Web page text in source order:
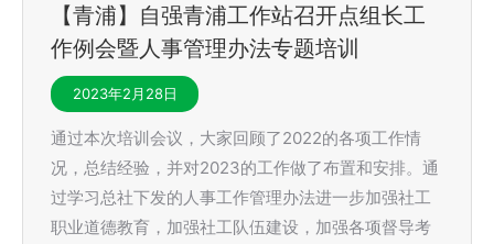
【青浦】自强青浦工作站召开点组长工
作例会暨人事管理办法专题培训
2023年2月28日
通过本次培训会议，大家回顾了2022的各项工作情
况，总结经验，并对2023的工作做了布置和安排。通
过学习总社下发的人事工作管理办法进一步加强社工
职业道德教育，加强社工队伍建设，加强各项督导考